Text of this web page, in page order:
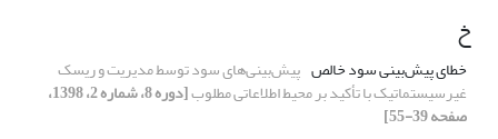
خ
خطای پیش‌بینی سود خالص پیش‌بینی‌های سود توسط مدیریت و ریسک
غیرسیستماتیک با تأکید بر محیط اطلاعاتی مطلوب [دوره 8، شماره 2، 1398،
صفحه 39-55]